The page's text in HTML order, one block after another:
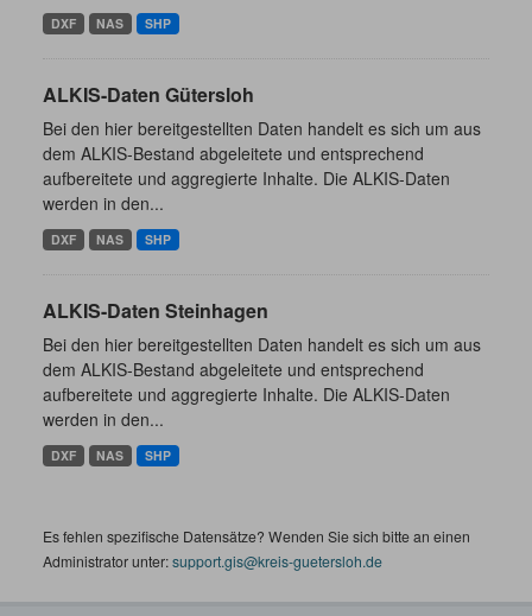
DXF NAS SHP
ALKIS-Daten Gütersloh
Bei den hier bereitgestellten Daten handelt es sich um aus
dem ALKIS-Bestand abgeleitete und entsprechend
aufbereitete und aggregierte Inhalte. Die ALKIS-Daten
werden in den...
DXF NAS SHP
ALKIS-Daten Steinhagen
Bei den hier bereitgestellten Daten handelt es sich um aus
dem ALKIS-Bestand abgeleitete und entsprechend
aufbereitete und aggregierte Inhalte. Die ALKIS-Daten
werden in den...
DXF NAS SHP
Es fehlen spezifische Datensätze? Wenden Sie sich bitte an einen
Administrator unter:support.gis@kreis-guetersloh.de